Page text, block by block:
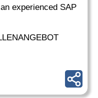
experienced SAP